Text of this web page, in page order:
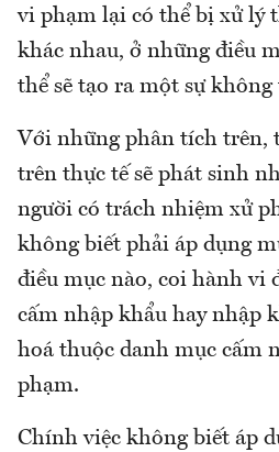
vi phạm lại có thể bị xử lý
khác nhau, ở những điều
thể sẽ tạo ra một sự
Với những phân tích trên,
trên thực tế sẽ phát sinh
người có trách nhiệm xử
không biết phải áp dụng
điều mục nào, coi hành vi
cấm nhập khẩu hay nhập
hoá thuộc danh mục cấm
phạm.
Chính việc không biết áp